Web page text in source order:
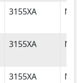
3155XA
3155XA
3155XA